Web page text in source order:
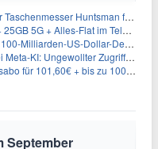
Huntsman für 32,99€
Flat im Telekom-Netz für 9,99€/Monat
US-Dollar-Deal für KI-Rechenleistung
Ungewollter Zugriff auf fremde Systeme
für 101,60€ + bis zu 100€ Prämie
September